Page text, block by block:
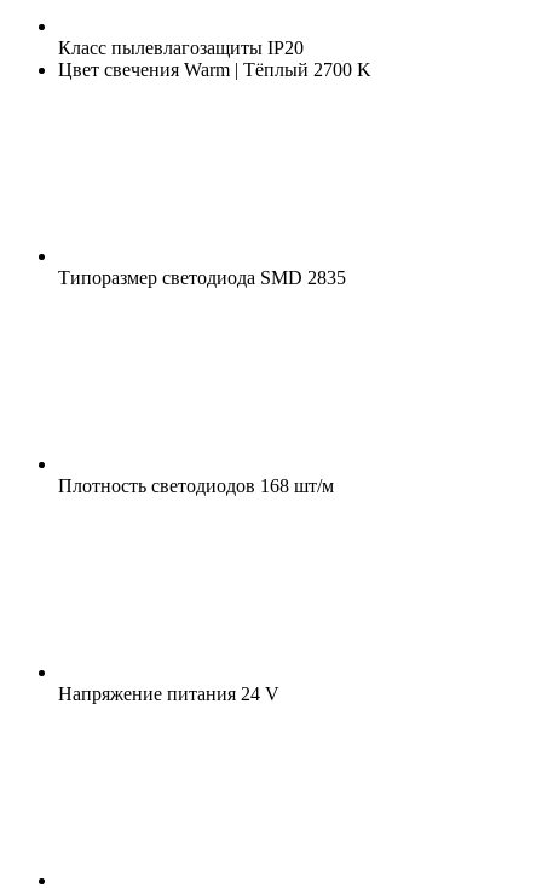
Класс пылевлагозащиты IP20
Цвет свечения Warm | Тёплый 2700 K
Типоразмер светодиода SMD 2835
Плотность светодиодов 168 шт/м
Напряжение питания 24 V